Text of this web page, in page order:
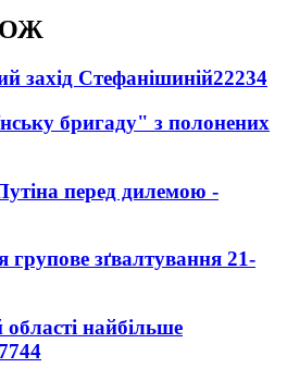
захід Стефанішиній22234
бригаду" з полонених
перед дилемою -
групове зґвалтування 21-
найбільше
7744